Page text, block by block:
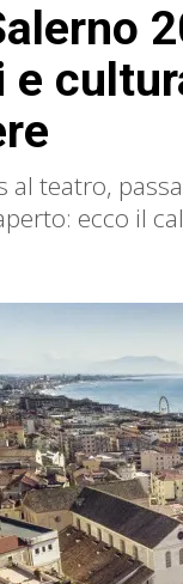
e
al teatro,
ecco il